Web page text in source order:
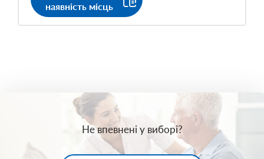
наявність місць
Не впевнені у виборі?